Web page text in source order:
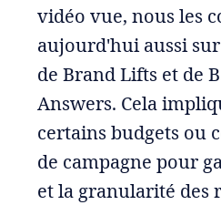
vidéo vue, nous les
aujourd'hui aussi
de Brand Lifts et de
Answers. Cela
certains budgets ou
de campagne pour
et la granularité des